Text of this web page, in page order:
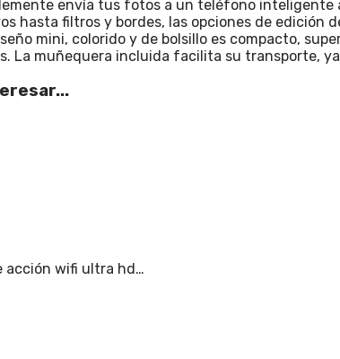
envía tus fotos a un teléfono
hasta filtros y bordes, las opciones de
mini, colorido y de bolsillo es compacto,
La muñequera incluida facilita su transporte,
acción wifi ultra hd…